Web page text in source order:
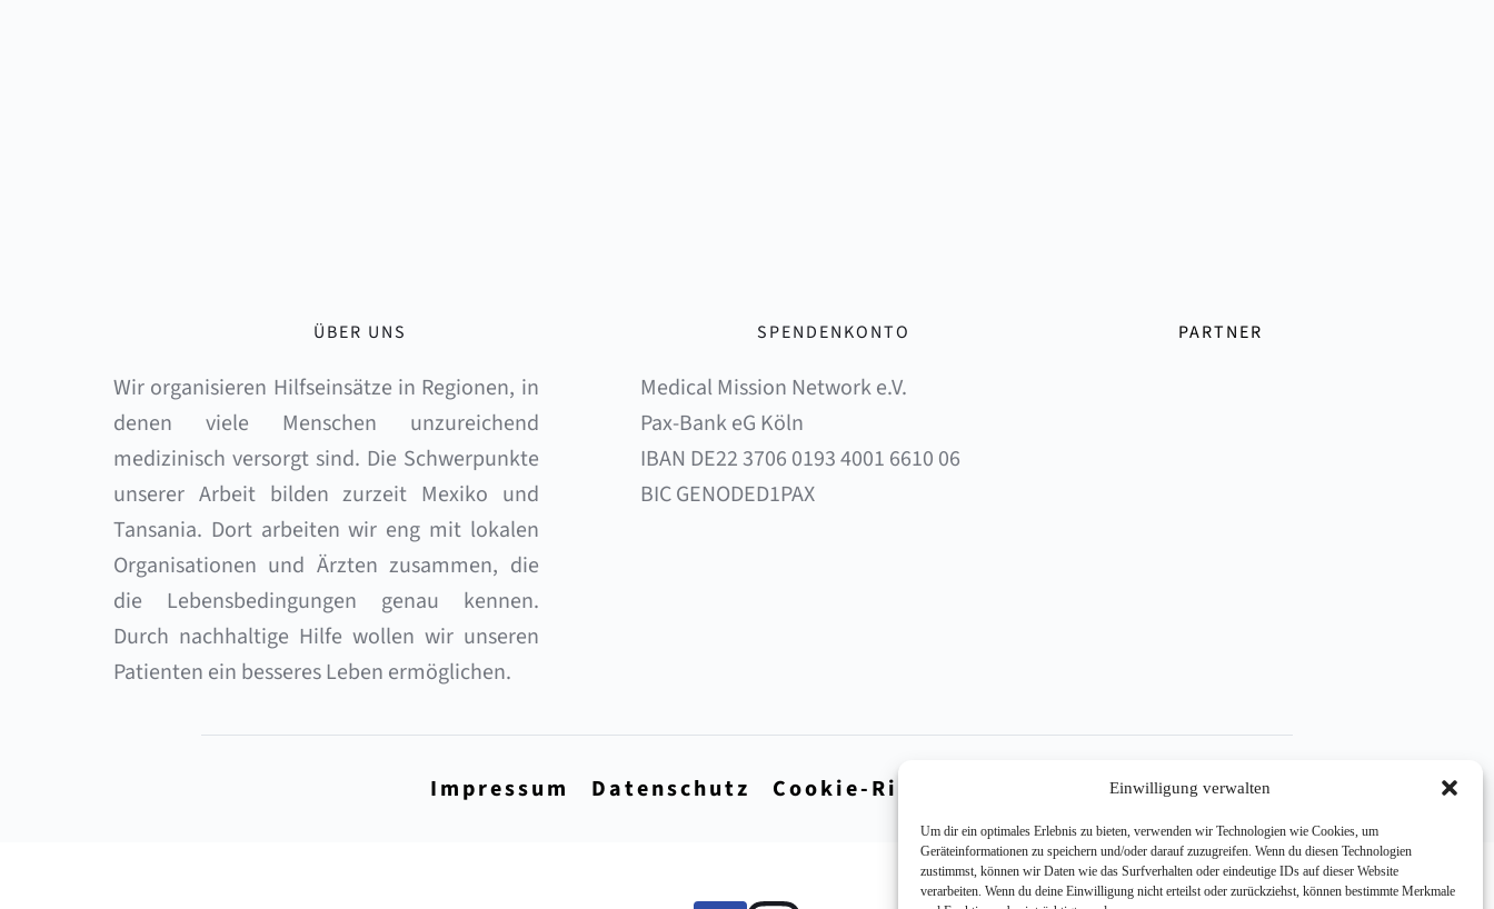
Einwilligung verwalten
Um dir ein optimales Erlebnis zu bieten, verwenden wir Technologien wie Cookies, um
Geräteinformationen zu speichern und/oder darauf zuzugreifen. Wenn du diesen Technologien
zustimmst, können wir Daten wie das Surfverhalten oder eindeutige IDs auf dieser Website
verarbeiten. Wenn du deine Einwilligung nicht erteilst oder zurückziehst, können bestimmte Merkmale
ÜBER UNS
Wir organisieren Hilfseinsätze in Regionen, in
denen viele Menschen unzureichend
medizinisch versorgt sind. Die Schwerpunkte
unserer Arbeit bilden zurzeit Mexiko und
Tansania. Dort arbeiten wir eng mit lokalen
Organisationen und Ärzten zusammen, die
die Lebensbedingungen genau kennen.
Durch nachhaltige Hilfe wollen wir unseren
Patienten ein besseres Leben ermöglichen.
SPENDENKONTO
Medical Mission Network e.V.
Pax-Bank eG Köln
IBAN DE22 3706 0193 4001 6610 06
BIC GENODED1PAX
PARTNER
Impressum Datenschutz Cookie-Richtlinie (EU)